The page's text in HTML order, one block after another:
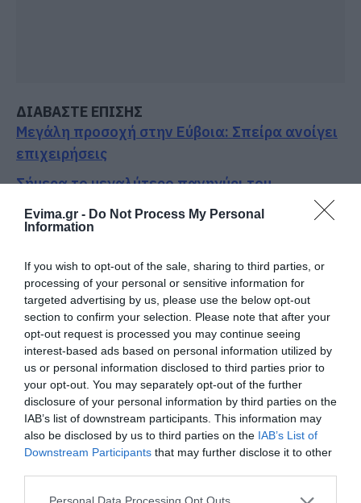
Evima.gr - Do Not Process My Personal
Information
If you wish to opt-out of the sale, sharing to third parties, or
processing of your personal or sensitive information for
targeted advertising by us, please use the below opt-out
section to confirm your selection. Please note that after your
opt-out request is processed you may continue seeing
interest-based ads based on personal information utilized by
us or personal information disclosed to third parties prior to
your opt-out. You may separately opt-out of the further
disclosure of your personal information by third parties on the
IAB’s list of downstream participants. This information may
also be disclosed by us to third parties on the IAB’s List of
Downstream Participants that may further disclose it to other
Please note that this website/app uses one or more Google
ΔΙΑΒΑΣΤΕ ΕΠΙΣΗΣ
Μεγάλη προσοχή στην Εύβοια: Σπείρα ανοίγει
επιχειρήσεις
Σήμερα το μεγαλύτερο πανηγύρι του
καλοκαιριού στην Εύβοια
Συρροή πιστών σε αυτό το Μοναστήρι της
Έξοδος Αυγούστου: Οι Αθηναίοι «ψηφίζουν»
Εύβοια για τις διακοπές τους!
Ακολουθήστε το evima.gr στο Google News
Διαβάστε όλες τιςειδήσεις για την Εύβοια
Διαβάστε όλες τιςτελευταίες ειδήσειςγια την
Ελλάδακαι τονΚόσμοστοevima.gr
TAGS: ΓΙΑΤΡΟΙ ΕΙΔΗΣΕΙΣ ΕΥΒΟΙΑ
ΕΥΒΟΙΑ
ΘΑΝΑΣΗΣ ΖΕΜΠΙΛΗΣ
ΝΕΑ ΕΥΒΟΙΑ